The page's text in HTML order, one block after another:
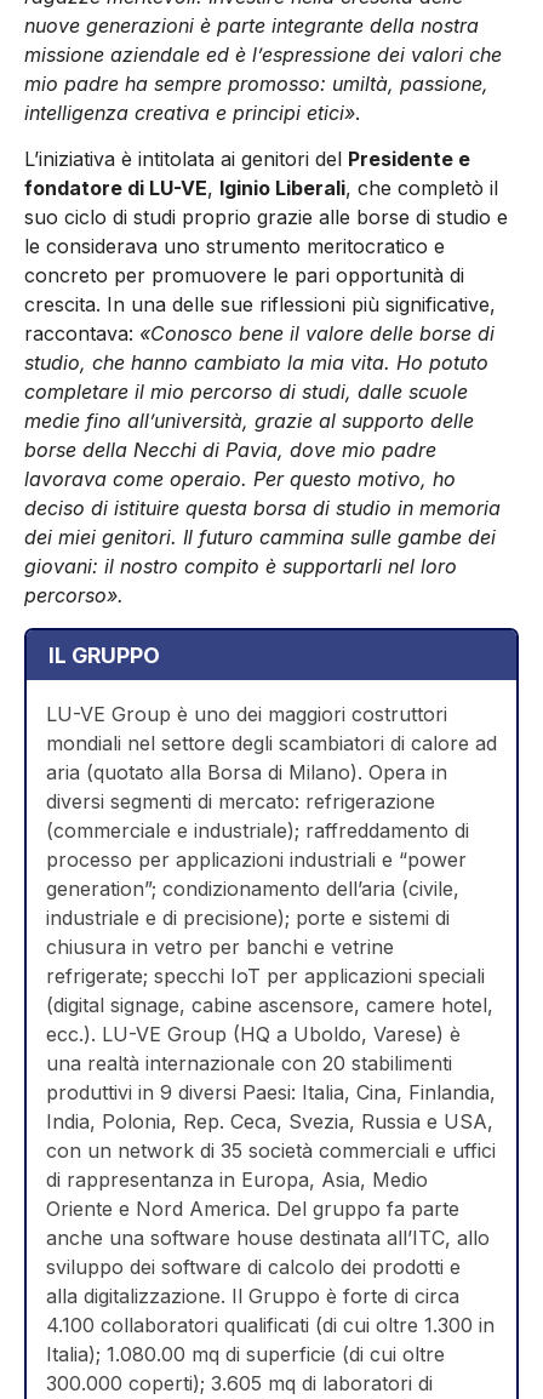
nuove generazioni è parte integrante della nostra
missione aziendale ed è l’espressione dei valori che
mio padre ha sempre promosso: umiltà, passione,
intelligenza creativa e principi etici».
L’iniziativa è intitolata ai genitori del Presidente e
fondatore di LU-VE, Iginio Liberali, che completò il
suo ciclo di studi proprio grazie alle borse di studio e
le considerava uno strumento meritocratico e
concreto per promuovere le pari opportunità di
crescita. In una delle sue riflessioni più significative,
raccontava: «Conosco bene il valore delle borse di
studio, che hanno cambiato la mia vita. Ho potuto
completare il mio percorso di studi, dalle scuole
medie fino all’università, grazie al supporto delle
borse della Necchi di Pavia, dove mio padre
lavorava come operaio. Per questo motivo, ho
deciso di istituire questa borsa di studio in memoria
dei miei genitori. Il futuro cammina sulle gambe dei
giovani: il nostro compito è supportarli nel loro
percorso».
IL GRUPPO
LU-VE Group è uno dei maggiori costruttori
mondiali nel settore degli scambiatori di calore ad
aria (quotato alla Borsa di Milano). Opera in
diversi segmenti di mercato: refrigerazione
(commerciale e industriale); raffreddamento di
processo per applicazioni industriali e “power
generation”; condizionamento dell’aria (civile,
industriale e di precisione); porte e sistemi di
chiusura in vetro per banchi e vetrine
refrigerate; specchi IoT per applicazioni speciali
(digital signage, cabine ascensore, camere hotel,
ecc.). LU-VE Group (HQ a Uboldo, Varese) è
una realtà internazionale con 20 stabilimenti
produttivi in 9 diversi Paesi: Italia, Cina, Finlandia,
India, Polonia, Rep. Ceca, Svezia, Russia e USA,
con un network di 35 società commerciali e uffici
di rappresentanza in Europa, Asia, Medio
Oriente e Nord America. Del gruppo fa parte
anche una software house destinata all’ITC, allo
sviluppo dei software di calcolo dei prodotti e
alla digitalizzazione. Il Gruppo è forte di circa
4.100 collaboratori qualificati (di cui oltre 1.300 in
Italia); 1.080.00 mq di superficie (di cui oltre
300.000 coperti); 3.605 mq di laboratori di